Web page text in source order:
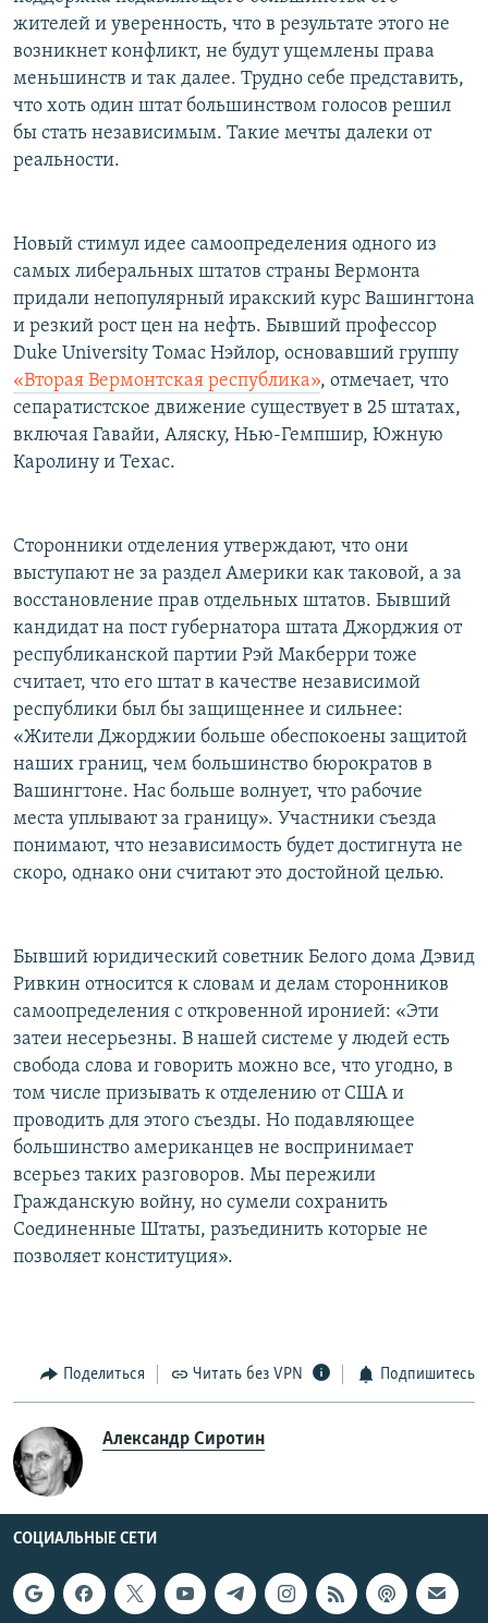
жителей и уверенность, что в результате этого не
возникнет конфликт, не будут ущемлены права
меньшинств и так далее. Трудно себе представить,
что хоть один штат большинством голосов решил
бы стать независимым. Такие мечты далеки от
реальности.
Новый стимул идее самоопределения одного из
самых либеральных штатов страны Вермонта
придали непопулярный иракский курс Вашингтона
и резкий рост цен на нефть. Бывший профессор
Duke University Томас Нэйлор, основавший группу
«Вторая Вермонтская республика», отмечает, что
сепаратистское движение существует в 25 штатах,
включая Гавайи, Аляску, Нью-Гемпшир, Южную
Каролину и Техас.
Сторонники отделения утверждают, что они
выступают не за раздел Америки как таковой, а за
восстановление прав отдельных штатов. Бывший
кандидат на пост губернатора штата Джорджия от
республиканской партии Рэй Макберри тоже
считает, что его штат в качестве независимой
республики был бы защищеннее и сильнее:
«Жители Джорджии больше обеспокоены защитой
наших границ, чем большинство бюрократов в
Вашингтоне. Нас больше волнует, что рабочие
места уплывают за границу». Участники съезда
понимают, что независимость будет достигнута не
скоро, однако они считают это достойной целью.
Бывший юридический советник Белого дома Дэвид
Ривкин относится к словам и делам сторонников
самоопределения с откровенной иронией: «Эти
затеи несерьезны. В нашей системе у людей есть
свобода слова и говорить можно все, что угодно, в
том числе призывать к отделению от США и
проводить для этого съезды. Но подавляющее
большинство американцев не воспринимает
всерьез таких разговоров. Мы пережили
Гражданскую войну, но сумели сохранить
Соединенные Штаты, разъединить которые не
позволяет конституция».
Поделиться Читать без VPN Подпишитесь
Александр Сиротин
СОЦИАЛЬНЫЕ СЕТИ